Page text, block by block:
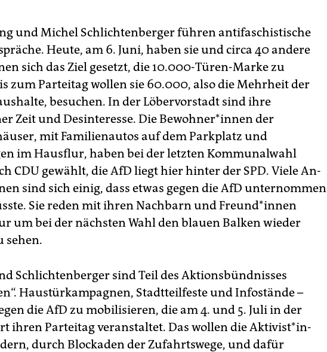
und Michel Schlichtenberger führen antifaschistische
Heute, am 6. Juni, haben sie und circa 40 andere
sich das Ziel gesetzt, die 10.000-Türen-Marke zu
zum Parteitag wollen sie 60.000, also die Mehrheit der
besuchen. In der Löbervorstadt sind ihre
Zeit und Desinteresse. Die Be­woh­ne­r*in­nen der
mit Familienautos auf dem Parkplatz und
im Hausflur, haben bei der letzten Kommunalwahl
CDU gewählt, die AfD liegt hier hinter der SPD. Viele An­
sind sich einig, dass etwas gegen die AfD unternommen
Sie reden mit ihren Nachbarn und Freun­d*in­nen
um bei der nächsten Wahl den blauen Balken wieder
sehen.
Schlichtenberger sind Teil des Aktionsbündnisses
Haustürkampagnen, Stadtteilfeste und Infostände –
die AfD zu mobilisieren, die am 4. und 5. Juli in der
ihren Parteitag veranstaltet. Das wollen die Ak­ti­vis­t*in­
durch Blockaden der Zufahrtswege, und dafür